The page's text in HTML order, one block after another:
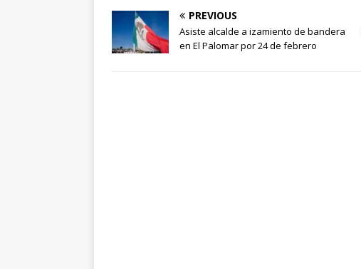
PREVIOUS
Asiste alcalde a izamiento de bandera
en El Palomar por 24 de febrero